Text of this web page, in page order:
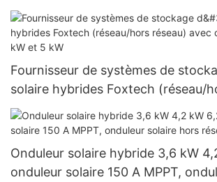
avec onduleur Growatt raccordé
Fournisseur de systèmes de
solaire hybrides Foxtech (réseau/
avec onduleur hybride 3 kW et 5
Onduleur solaire hybride 3,6 kW
onduleur solaire 150 A MPPT,